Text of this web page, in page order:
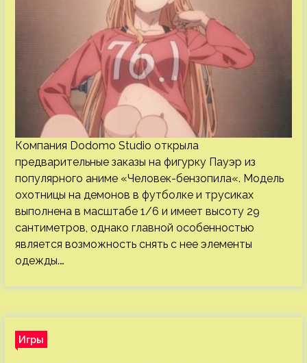
Компания Dodomo Studio открыла
предварительные заказы на фигурку Пауэр из
популярного аниме «Человек-бензопила«. Модель
охотницы на демонов в футболке и трусиках
выполнена в масштабе 1/6 и имеет высоту 29
сантиметров, однако главной особенностью
является возможность снять с нее элементы
одежды.…
Игры